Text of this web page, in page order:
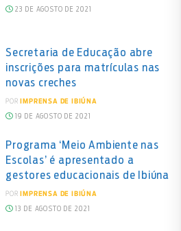
23 DE AGOSTO DE 2021
Secretaria de Educação abre
inscrições para matrículas nas
novas creches
POR IMPRENSA DE IBIÚNA
19 DE AGOSTO DE 2021
Programa ‘Meio Ambiente nas
Escolas’ é apresentado a
gestores educacionais de Ibiúna
POR IMPRENSA DE IBIÚNA
13 DE AGOSTO DE 2021